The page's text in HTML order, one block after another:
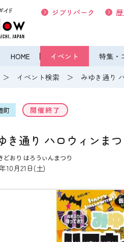
HOME イベント 特集・
ジブリパーク
イベント検索 みゆき通り
町 開催終了
き通り ハロウィンまつ
どおり はろうぃんまつり
10月21日(土)